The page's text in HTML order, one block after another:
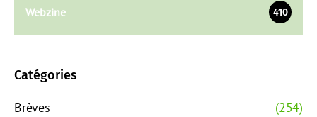
Webzine 410
Catégories
Brèves
(254)